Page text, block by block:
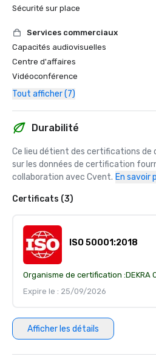
Sécurité sur place
Services commerciaux
Capacités audiovisuelles
Centre d'affaires
Vidéoconférence
Tout afficher (7)
Durabilité
Ce lieu détient des certifications de
sur les données de certification
collaboration avec Cvent. En savoir
Certificats (3)
ISO 50001:2018
Organisme de certification :DEKRA
Expire le : 25/09/2026
Afficher les détails